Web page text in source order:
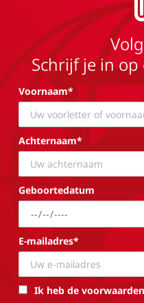
Schrijf je in
Voornaam*
Achternaam*
Geboortedatum
E-mailadres*
Ik heb de